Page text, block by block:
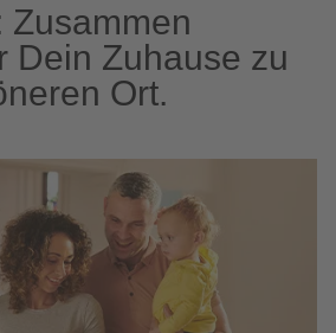
Zusammen
Dein Zuhause zu
Ort.